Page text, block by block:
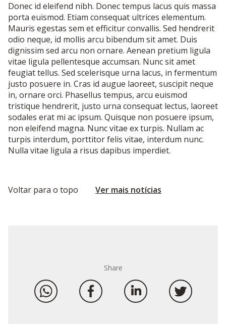
Donec id eleifend nibh. Donec tempus lacus quis massa
porta euismod. Etiam consequat ultrices elementum.
Mauris egestas sem et efficitur convallis. Sed hendrerit
odio neque, id mollis arcu bibendum sit amet. Duis
dignissim sed arcu non ornare. Aenean pretium ligula
vitae ligula pellentesque accumsan. Nunc sit amet
feugiat tellus. Sed scelerisque urna lacus, in fermentum
justo posuere in. Cras id augue laoreet, suscipit neque
in, ornare orci. Phasellus tempus, arcu euismod
tristique hendrerit, justo urna consequat lectus, laoreet
sodales erat mi ac ipsum. Quisque non posuere ipsum,
non eleifend magna. Nunc vitae ex turpis. Nullam ac
turpis interdum, porttitor felis vitae, interdum nunc.
Nulla vitae ligula a risus dapibus imperdiet.
Voltar para o topo Ver mais notícias
Share